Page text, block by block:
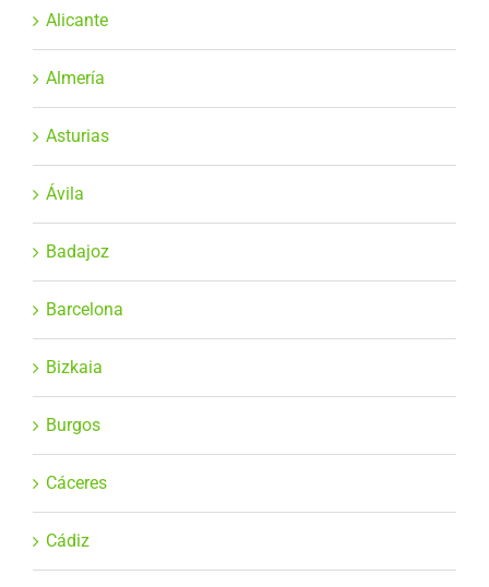
Alicante
Almería
Asturias
Ávila
Badajoz
Barcelona
Bizkaia
Burgos
Cáceres
Cádiz